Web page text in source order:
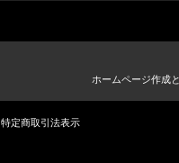
ホームページ作成
特定商取引法表示